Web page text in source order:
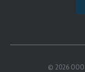
© 2026 ООО